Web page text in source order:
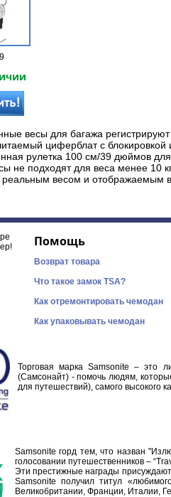
весы для багажа
циферблат с блокировкой
рулетка 100 см/39 дюймов
не подходят для веса менее 10
весом и отображаемым
Помощь
Возврат товара
Что такое замок TSA?
Как отремонтировать чемодан
Как упаковывать чемодан
Торговая марка Samsonite – это
(Самсонайт) - помочь людям,
для путешествий), самого высокого
Samsonite горд тем, что назван
голосовании путешественников –
Эти престижные награды
Samsonite получил титул
Великобритании, Франции, Италии,